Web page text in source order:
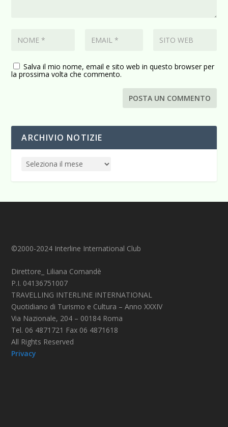
Salva il mio nome, email e sito web in questo browser per
la prossima volta che commento.
ARCHIVIO NOTIZIE
©2000-2024 Interline International Club
Direttore_ Liliana Comandè
P.I. 04136751007
TRAVELLING INTERLINE INTERNATIONAL
Quotidiano di Turismo e Cultura – Anno XXXIV
Via Nazionale, 204 – 00184 Roma
Tel. 06 4871721 Fax 06 4871618
All Rights Reserved
Privacy